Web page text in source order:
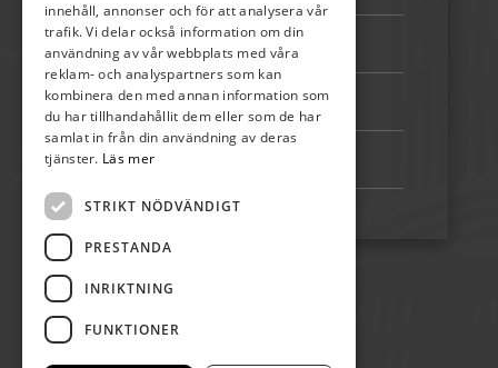
072-507 80 50
Bankgiro: 5192-4348
Swish: 123 222 02 67
innehåll, annonser och för att analysera vår
trafik. Vi delar också information om din
användning av vår webbplats med våra
reklam- och analyspartners som kan
kombinera den med annan information som
du har tillhandahållit dem eller som de har
samlat in från din användning av deras
tjänster. Läs mer
STRIKT NÖDVÄNDIGT
PRESTANDA
INRIKTNING
FUNKTIONER